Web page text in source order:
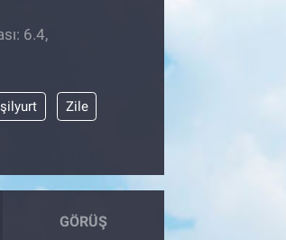
6.4,
Zile
GÖRÜŞ